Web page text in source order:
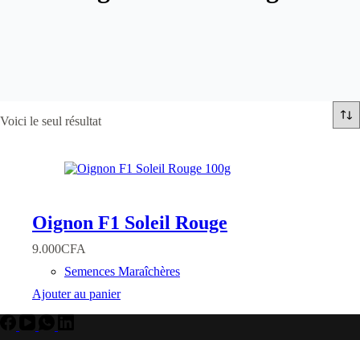
Voici le seul résultat
Oignon F1 Soleil Rouge
9.000CFA
Semences Maraîchères
Ajouter au panier